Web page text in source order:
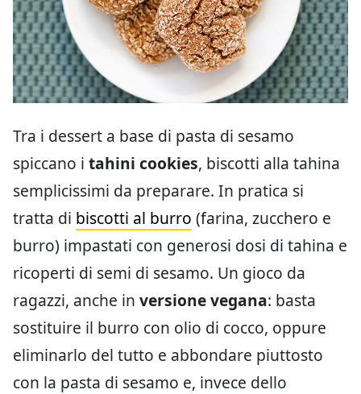
Tra i dessert a base di pasta di sesamo
spiccano i tahini cookies, biscotti alla tahina
semplicissimi da preparare. In pratica si
tratta di biscotti al burro (farina, zucchero e
burro) impastati con generosi dosi di tahina e
ricoperti di semi di sesamo. Un gioco da
ragazzi, anche in versione vegana: basta
sostituire il burro con olio di cocco, oppure
eliminarlo del tutto e abbondare piuttosto
con la pasta di sesamo e, invece dello